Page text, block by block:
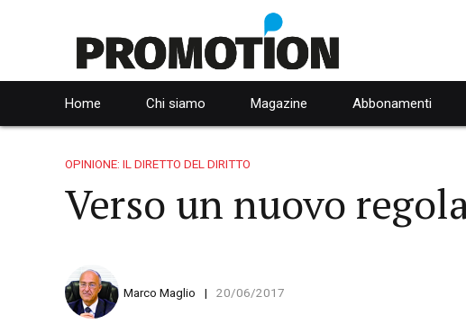
Home Chi siamo Magazine Abbonamenti
OPINIONE: IL DIRETTO DEL DIRITTO
Verso un nuovo
Marco Maglio 20/06/2017